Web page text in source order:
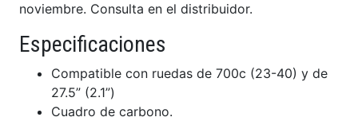
noviembre. Consulta en el distribuidor.
Especificaciones
Compatible con ruedas de 700c (23-40) y de
27.5” (2.1”)
Cuadro de carbono.